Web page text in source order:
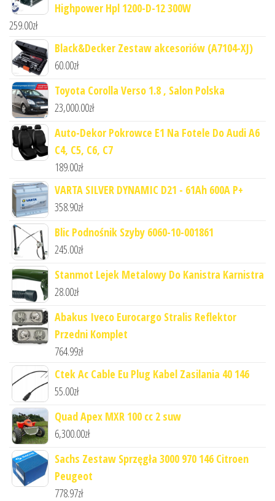
Highpower Hpl 1200-D-12 300W
259.00zł
Black&Decker Zestaw akcesoriów (A7104-XJ)
60.00zł
Toyota Corolla Verso 1.8 , Salon Polska
23,000.00zł
Auto-Dekor Pokrowce E1 Na Fotele Do Audi A6
C4, C5, C6, C7
189.00zł
VARTA SILVER DYNAMIC D21 - 61Ah 600A P+
358.90zł
Blic Podnośnik Szyby 6060-10-001861
245.00zł
Stanmot Lejek Metalowy Do Kanistra Karnistra
28.00zł
Abakus Iveco Eurocargo Stralis Reflektor
Przedni Komplet
764.99zł
Ctek Ac Cable Eu Plug Kabel Zasilania 40 146
55.00zł
Quad Apex MXR 100 cc 2 suw
6,300.00zł
Sachs Zestaw Sprzęgła 3000 970 146 Citroen
Peugeot
778.97zł